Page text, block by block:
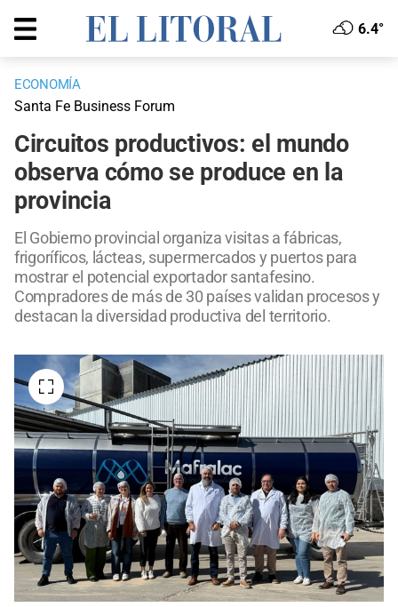
6.4°
ECONOMÍA
Santa Fe Business Forum
Circuitos productivos: el mundo
observa cómo se produce en la
provincia
El Gobierno provincial organiza visitas a fábricas,
frigoríficos, lácteas, supermercados y puertos para
mostrar el potencial exportador santafesino.
Compradores de más de 30 países validan procesos y
destacan la diversidad productiva del territorio.